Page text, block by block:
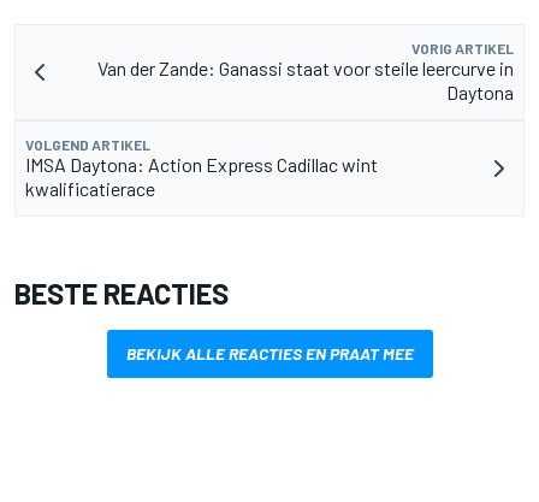
VORIG ARTIKEL
Van der Zande: Ganassi staat voor steile leercurve in
Daytona
VOLGEND ARTIKEL
IMSA Daytona: Action Express Cadillac wint
kwalificatierace
BESTE REACTIES
BEKIJK ALLE REACTIES EN PRAAT MEE